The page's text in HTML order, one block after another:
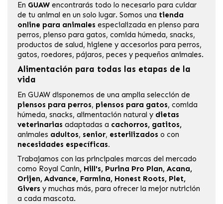
En GUAW encontrarás todo lo necesario para cuidar
de tu animal en un solo lugar. Somos una tienda
online para animales especializada en pienso para
perros, pienso para gatos, comida húmeda, snacks,
productos de salud, higiene y accesorios para perros,
gatos, roedores, pájaros, peces y pequeños animales.
Alimentación para todas las etapas de la
vida
En GUAW disponemos de una amplia selección de
piensos para perros, piensos para gatos, comida
húmeda, snacks, alimentación natural y dietas
veterinarias adaptadas a cachorros, gatitos,
animales adultos, senior, esterilizados o con
necesidades específicas.
Trabajamos con las principales marcas del mercado
como Royal Canin, Hill's, Purina Pro Plan, Acana,
Orijen, Advance, Farmina, Honest Roots, Plet,
Givers y muchas más, para ofrecer la mejor nutrición
a cada mascota.